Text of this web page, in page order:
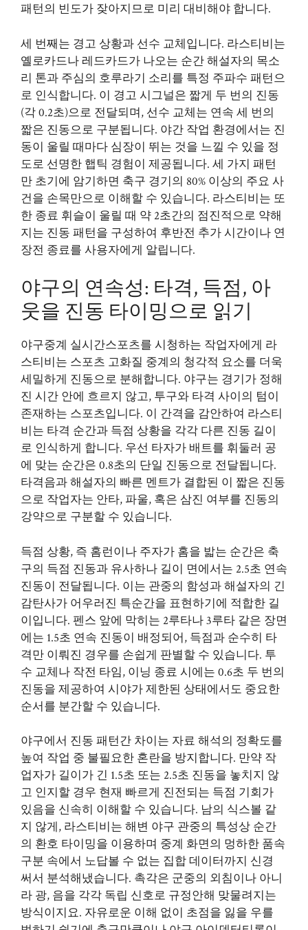
패턴의 빈도가 잦아지므로 미리 대비해야 합니다.
세 번째는 경고 상황과 선수 교체입니다. 라스티비는
옐로카드나 레드카드가 나오는 순간 해설자의 목소
리 톤과 주심의 호루라기 소리를 특정 주파수 패턴으
로 인식합니다. 이 경고 시그널은 짧게 두 번의 진동
(각 0.2초)으로 전달되며, 선수 교체는 연속 세 번의
짧은 진동으로 구분됩니다. 야간 작업 환경에서는 진
동이 울릴 때마다 심장이 뛰는 것을 느낄 수 있을 정
도로 선명한 햅틱 경험이 제공됩니다. 세 가지 패턴
만 초기에 암기하면 축구 경기의 80% 이상의 주요 사
건을 손목만으로 이해할 수 있습니다. 라스티비는 또
한 종료 휘슬이 울릴 때 약 2초간의 점진적으로 약해
지는 진동 패턴을 구성하여 후반전 추가 시간이나 연
장전 종료를 사용자에게 알립니다.
야구의 연속성: 타격, 득점, 아
웃을 진동 타이밍으로 읽기
야구중계 실시간스포츠를 시청하는 작업자에게 라
스티비는 스포츠 고화질 중계의 청각적 요소를 더욱
세밀하게 진동으로 분해합니다. 야구는 경기가 정해
진 시간 안에 흐르지 않고, 투구와 타격 사이의 텀이
존재하는 스포츠입니다. 이 간격을 감안하여 라스티
비는 타격 순간과 득점 상황을 각각 다른 진동 길이
로 인식하게 합니다. 우선 타자가 배트를 휘둘러 공
에 맞는 순간은 0.8초의 단일 진동으로 전달됩니다.
타격음과 해설자의 빠른 멘트가 결합된 이 짧은 진동
으로 작업자는 안타, 파울, 혹은 삼진 여부를 진동의
강약으로 구분할 수 있습니다.
득점 상황, 즉 홈런이나 주자가 홈을 밟는 순간은 축
구의 득점 진동과 유사하나 길이 면에서는 2.5초 연속
진동이 전달됩니다. 이는 관중의 함성과 해설자의 긴
감탄사가 어우러진 특순간을 표현하기에 적합한 길
이입니다. 펜스 앞에 막히는 2루타나 3루타 같은 장면
에는 1.5초 연속 진동이 배정되어, 득점과 순수히 타
격만 이뤄진 경우를 손쉽게 판별할 수 있습니다. 투
수 교체나 작전 타임, 이닝 종료 시에는 0.6초 두 번의
진동을 제공하여 시야가 제한된 상태에서도 중요한
순서를 분간할 수 있습니다.
야구에서 진동 패턴간 차이는 자료 해석의 정확도를
높여 작업 중 불필요한 혼란을 방지합니다. 만약 작
업자가 길이가 긴 1.5초 또는 2.5초 진동을 놓치지 않
고 인지할 경우 현재 빠르게 진전되는 득점 기회가
있음을 신속히 이해할 수 있습니다. 남의 식스볼 같
지 않게, 라스티비는 해변 야구 관중의 특성상 순간
의 환호 타이밍을 이용하며 중계 화면의 멍하한 품속
구분 속에서 노답볼 수 없는 집합 데이터까지 신경
써서 분석해냈습니다. 촉각은 군중의 외침이나 아니
라 광, 음을 각각 독립 신호로 규정안해 맞물려지는
방식이지요. 자유로운 이해 없이 초점을 잃을 우를